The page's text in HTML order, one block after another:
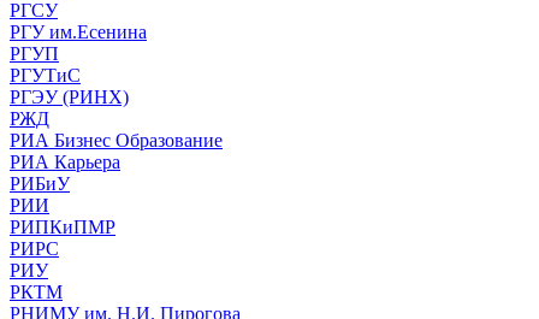
РГСУ
РГУ им.Есенина
РГУП
РГУТиС
РГЭУ (РИНХ)
РЖД
РИА Бизнес Образование
РИА Карьера
РИБиУ
РИИ
РИПКиПМР
РИРС
РИУ
РКТМ
РНИМУ им. Н.И. Пирогова